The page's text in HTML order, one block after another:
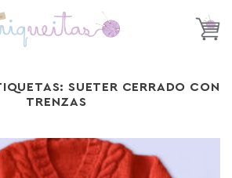
SUETER CERRADO CON
TRENZAS